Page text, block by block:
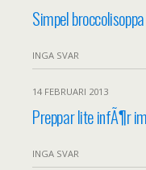
Simpel broccolisoppa
INGA SVAR
14 FEBRUARI 2013
Preppar lite infÃ¶r
INGA SVAR